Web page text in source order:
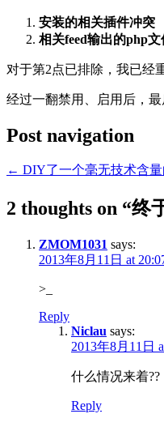
安装的相关插件冲突
相关feed输出的php
对于第2点已排除，我已经
经过一翻禁用、启用后，最
Post navigation
← DIY了一个毫无技术含
2 thoughts on “终
ZMOM1031 says:
2013年8月11日 at
>_
Reply
Niclau says:
2013年8月11日
什么情况来着??
Reply